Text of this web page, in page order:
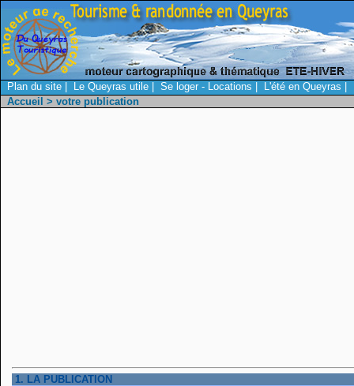
Plan du site| Le Queyras utile| Se loger - Locations L'été en Queyras
Accueil > votre publication
1. LA PUBLICATION